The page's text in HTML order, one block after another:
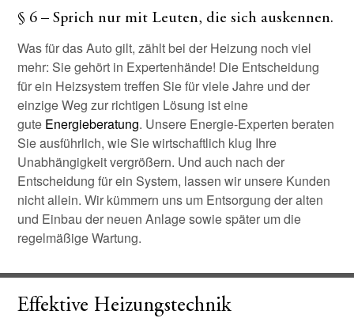
§ 6 – Sprich nur mit Leuten, die sich auskennen.
Was für das Auto gilt, zählt bei der Heizung noch viel
mehr: Sie gehört in Expertenhände! Die Entscheidung
für ein Heizsystem treffen Sie für viele Jahre und der
einzige Weg zur richtigen Lösung ist eine
gute Energieberatung. Unsere Energie-Experten beraten
Sie ausführlich, wie Sie wirtschaftlich klug Ihre
Unabhängigkeit vergrößern. Und auch nach der
Entscheidung für ein System, lassen wir unsere Kunden
nicht allein. Wir kümmern uns um Entsorgung der alten
und Einbau der neuen Anlage sowie später um die
regelmäßige Wartung.
Effektive Heizungstechnik